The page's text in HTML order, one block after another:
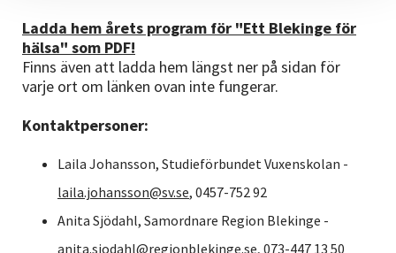
Ladda hem årets program för "Ett Blekinge för
hälsa" som PDF!
Finns även att ladda hem längst ner på sidan för
varje ort om länken ovan inte fungerar.
Kontaktpersoner:
Laila Johansson, Studieförbundet Vuxenskolan -
laila.johansson@sv.se, 0457-752 92
Anita Sjödahl, Samordnare Region Blekinge -
anita.sjodahl@regionblekinge.se, 073-447 13 50